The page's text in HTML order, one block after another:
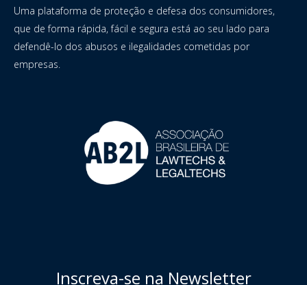
Uma plataforma de proteção e defesa dos consumidores,
que de forma rápida, fácil e segura está ao seu lado para
defendê-lo dos abusos e ilegalidades cometidas por
empresas.
Inscreva-se na Newsletter